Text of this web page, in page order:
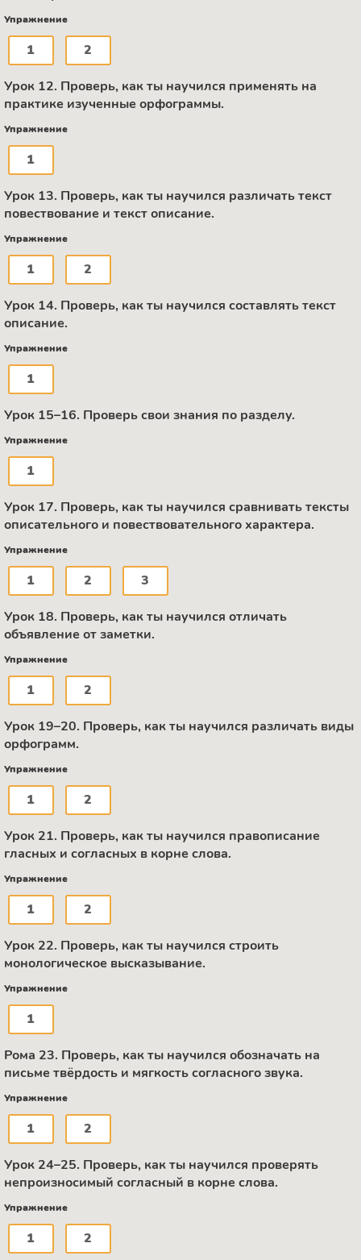
Упражнение
1 2
Урок 12. Проверь, как ты научился применять на
практике изученные орфограммы.
Упражнение
1
Урок 13. Проверь, как ты научился различать текст
повествование и текст описание.
Упражнение
1 2
Урок 14. Проверь, как ты научился составлять текст
описание.
Упражнение
1
Урок 15–16. Проверь свои знания по разделу.
Упражнение
1
Урок 17. Проверь, как ты научился сравнивать тексты
описательного и повествовательного характера.
Упражнение
1 2 3
Урок 18. Проверь, как ты научился отличать
объявление от заметки.
Упражнение
1 2
Урок 19–20. Проверь, как ты научился различать виды
орфограмм.
Упражнение
1 2
Урок 21. Проверь, как ты научился правописание
гласных и согласных в корне слова.
Упражнение
1 2
Урок 22. Проверь, как ты научился строить
монологическое высказывание.
Упражнение
1
Рома 23. Проверь, как ты научился обозначать на
письме твёрдость и мягкость согласного звука.
Упражнение
1 2
Урок 24–25. Проверь, как ты научился проверять
непроизносимый согласный в корне слова.
Упражнение
1 2